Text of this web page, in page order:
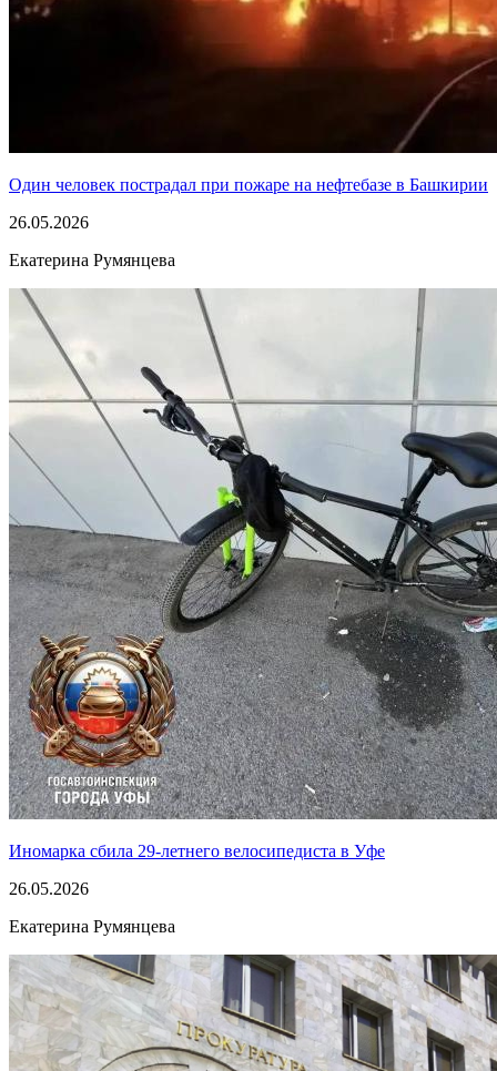
Один человек пострадал при пожаре на нефтебазе в Башкирии
26.05.2026
Екатерина Румянцева
Иномарка сбила 29-летнего велосипедиста в Уфе
26.05.2026
Екатерина Румянцева